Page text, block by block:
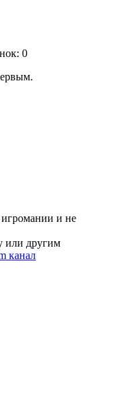
0
и не
или другим
канал